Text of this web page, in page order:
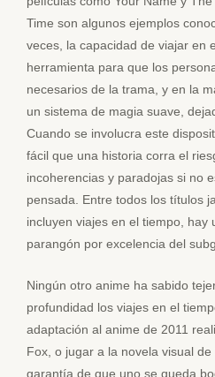
Time son algunos ejemplos
veces, la capacidad de viajar en
herramienta para que los
necesarios de la trama, y en la
un sistema de magia suave,
Cuando se involucra este
fácil que una historia corra el
incoherencias y paradojas si no
pensada. Entre todos los títulos
incluyen viajes en el tiempo, hay
parangón por excelencia del
Ningún otro anime ha sabido
profundidad los viajes en el
adaptación al anime de 2011
Fox, o jugar a la novela visual
garantía de que uno se queda